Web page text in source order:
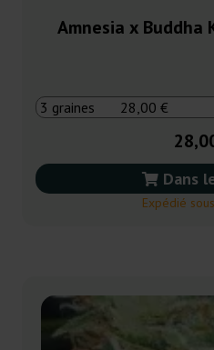
Amnesia x Buddha
Dans
Expédié